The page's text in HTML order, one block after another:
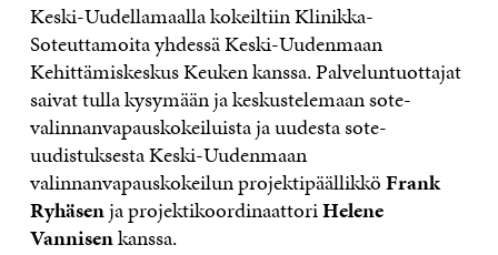
Keski-Uudellamaalla kokeiltiin Klinikka-
Soteuttamoita yhdessä Keski-Uudenmaan
Kehittämiskeskus Keuken kanssa. Palveluntuottajat
saivat tulla kysymään ja keskustelemaan sote-
valinnanvapauskokeiluista ja uudesta sote-
uudistuksesta Keski-Uudenmaan
valinnanvapauskokeilun projektipäällikköFrank
Ryhäsenja projektikoordinaattoriHelene
Vannisenkanssa.